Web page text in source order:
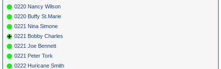
0220 Nancy Wilson
0220 Buffy St.Marie
0221 Nina Simone
0221 Bobby Charles
0221 Joe Bennett
0221 Peter Tork
0222 Huricane Smith